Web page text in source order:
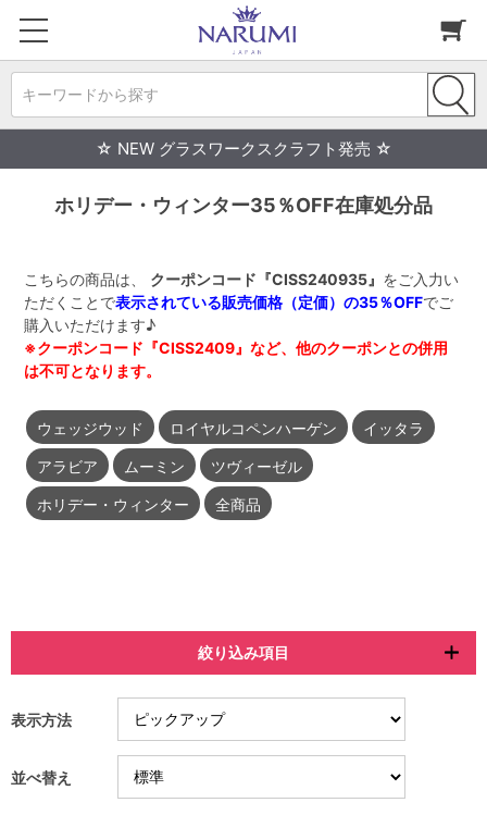
キーワードから探す
☆ NEW グラスワークスクラフト発売 ☆
ホリデー・ウィンター35％OFF在庫処分品
こちらの商品は、 クーポンコード『CISS240935』 をご入力い
ただくことで表示されている販売価格（定価）の35％OFFでご
購入いただけます♪
※クーポンコード『CISS2409』など、他のクーポンとの併用
は不可となります。
ウェッジウッド ロイヤルコペンハーゲン イッタラ
アラビア ムーミン ツヴィーゼル
ホリデー・ウィンター 全商品
絞り込み項目
表示方法
並べ替え